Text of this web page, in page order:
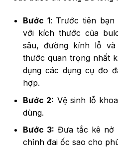
Bước 1: Trước tiên
với kích thước của
sâu, đường kính lỗ
thước quan trọng nhất
dụng các dụng cụ đo
hợp.
Bước 2: Vệ sinh lỗ
dùng.
Bước 3: Đưa tắc kê nở
chỉnh đai ốc sao cho